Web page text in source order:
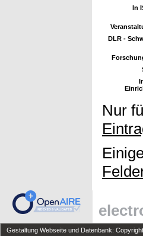
In
DLR -
Nur
Gestaltung Webseite und Datenbank: